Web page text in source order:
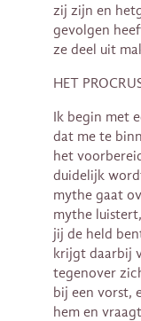
zij zijn en
gevolgen
ze deel uit
HET
Ik begin met
dat me te
het
duidelijk
mythe gaat
mythe
jij de held
krijgt daarbij
tegenover
bij een vorst,
hem en